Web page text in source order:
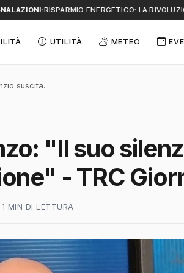
RISPARMIO ENERGETICO: LA
UTILITÀ METEO
suscita...
"Il suo
- TRC
1 MIN DI LETTURA